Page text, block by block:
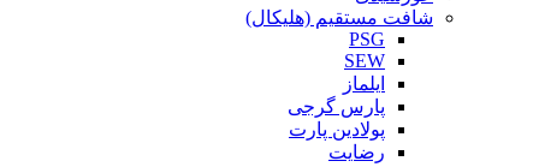
شافت مستقیم (هلیکال)
PSG
SEW
ایلماز
پارس گرجی
پولادین پارت
رضایت